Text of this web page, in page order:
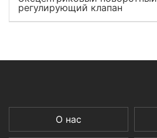
регулирующий клапан
О нас